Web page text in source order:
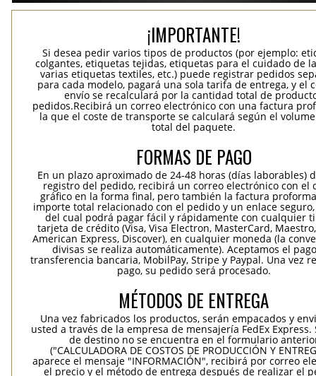
¡IMPORTANTE!
Si desea pedir varios tipos de productos (por ejemplo:
colgantes, etiquetas tejidas, etiquetas para el cuidado de
varias etiquetas textiles, etc.) puede registrar pedidos
para cada modelo, pagará una sola tarifa de entrega, y el
envío se recalculará por la cantidad total de
pedidos.Recibirá un correo electrónico con una factura
la que el coste de transporte se calculará según el
total del paquete.
FORMAS DE PAGO
En un plazo aproximado de 24-48 horas (días laborables)
registro del pedido, recibirá un correo electrónico con el
gráfico en la forma final, pero también la factura
importe total relacionado con el pedido y un enlace
del cual podrá pagar fácil y rápidamente con cualquier
tarjeta de crédito (Visa, Visa Electron, MasterCard,
American Express, Discover), en cualquier moneda (la
divisas se realiza automáticamente). Aceptamos el
transferencia bancaria, MobilPay, Stripe y Paypal. Una vez
pago, su pedido será procesado.
MÉTODOS DE ENTREGA
Una vez fabricados los productos, serán empacados y
usted a través de la empresa de mensajería FedEx Express.
de destino no se encuentra en el formulario
("CALCULADORA DE COSTOS DE PRODUCCIÓN Y
aparece el mensaje "INFORMACIÓN", recibirá por correo
el precio y el método de entrega después de realizar el